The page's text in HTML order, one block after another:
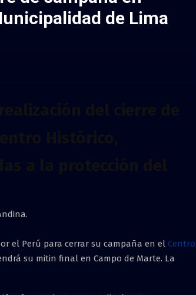
de Lima
el Perú para cerrar su campaña en el Centro
su mitin final en Campo de Marte. La